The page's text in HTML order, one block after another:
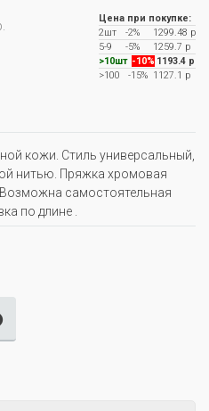
Цена при покупке:
2шт
-2%
1299.48 р
5-9
-5%
1259.7 р
>10шт -10% 1193.4 р
>100
-15% 1127.1 р
кожи. Стиль универсальный,
нитью. Пряжка хромовая
самостоятельная
по длине .